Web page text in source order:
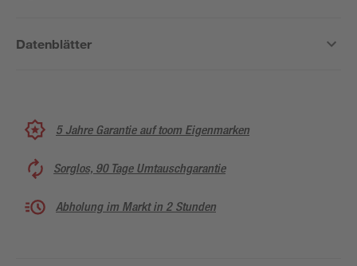
Datenblätter
5 Jahre Garantie auf toom Eigenmarken
Sorglos, 90 Tage Umtauschgarantie
Abholung im Markt in 2 Stunden